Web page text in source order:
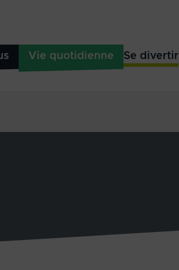
Vie quotidienne Se divertir